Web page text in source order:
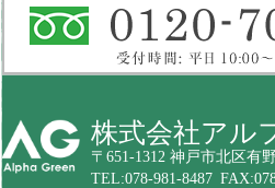
株式会社アル
〒651-1312 神戸市北区有
TEL:078-981-8487